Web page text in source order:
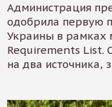
Администрация
одобрила первую
Украины в рамках
Requirements List.
на два источника,